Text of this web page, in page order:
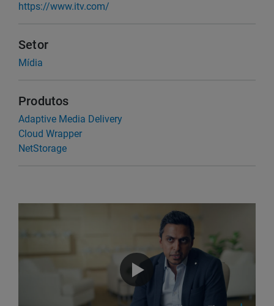
https://www.itv.com/
Setor
Mídia
Produtos
Adaptive Media Delivery
Cloud Wrapper
NetStorage